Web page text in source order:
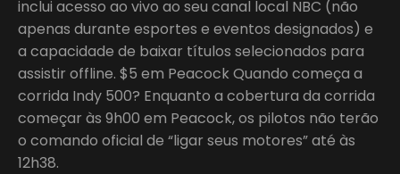
inclui acesso ao vivo ao seu canal local NBC (não
apenas durante esportes e eventos designados) e
a capacidade de baixar títulos selecionados para
assistir offline. $5 em Peacock Quando começa a
corrida Indy 500? Enquanto a cobertura da corrida
começar às 9h00 em Peacock, os pilotos não terão
o comando oficial de “ligar seus motores” até às
12h38.